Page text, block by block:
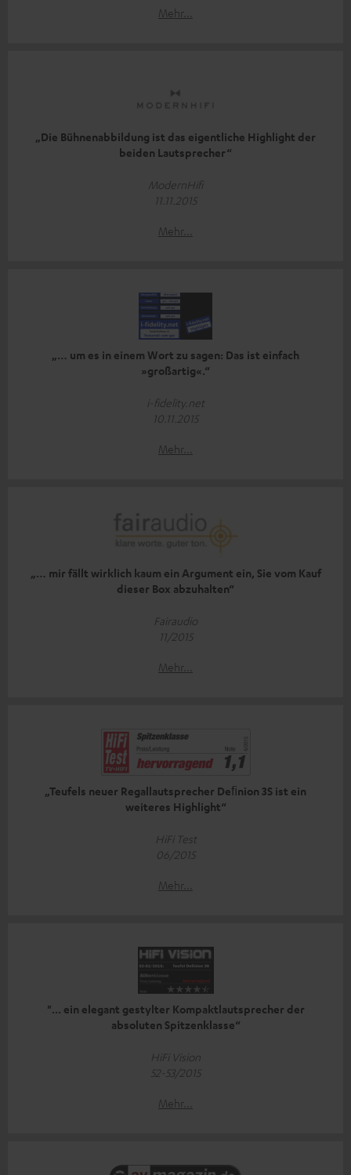
Mehr...
„Die Bühnenabbildung ist das eigentliche Highlight der
beiden Lautsprecher“
ModernHifi
11.11.2015
Mehr...
„… um es in einem Wort zu sagen: Das ist einfach
»großartig«.“
i-fidelity.net
10.11.2015
Mehr...
„… mir fällt wirklich kaum ein Argument ein, Sie vom Kauf
dieser Box abzuhalten“
Fairaudio
11/2015
Mehr...
„Teufels neuer Regallautsprecher Deﬁnion 3S ist ein
weiteres Highlight“
HiFi Test
06/2015
Mehr...
"... ein elegant gestylter Kompaktlautsprecher der
absoluten Spitzenklasse“
HiFi Vision
52-53/2015
Mehr...